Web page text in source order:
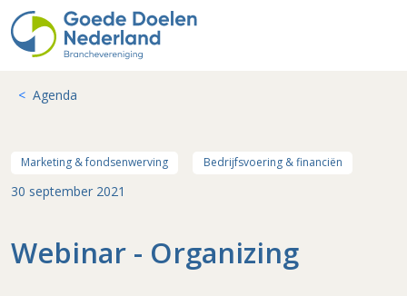
Agenda
Marketing & fondsenwerving Bedrijfsvoering & financiën
30 september 2021
Webinar - Organizing